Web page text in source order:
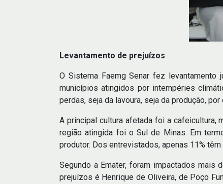
Levantamento de prejuízos
O Sistema Faemg Senar fez levantamento
municípios atingidos por intempéries
perdas, seja da lavoura, seja da produção,
A principal cultura afetada foi a cafeicultura,
região atingida foi o Sul de Minas. Em
produtor. Dos entrevistados, apenas 11%
Segundo a Emater, foram impactados
prejuízos é Henrique de Oliveira, de Poço